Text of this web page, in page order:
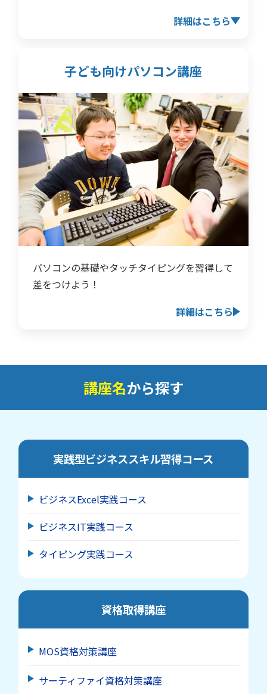
詳細はこちら
子ども向けパソコン講座
パソコンの基礎やタッチタイピングを習得して
差をつけよう！
詳細はこちら
講座名から探す
実践型ビジネススキル習得コース
ビジネスExcel実践コース
ビジネスIT実践コース
タイピング実践コース
資格取得講座
MOS資格対策講座
サーティファイ資格対策講座